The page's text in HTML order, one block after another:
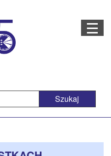
Menu
GŁÓWNA
REALIZOWANE